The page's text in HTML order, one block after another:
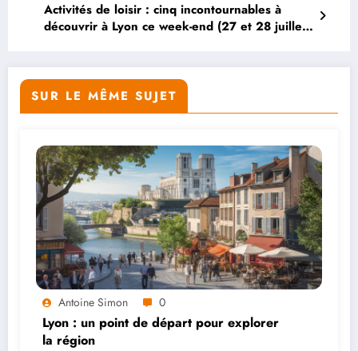
Activités de loisir : cinq incontournables à
découvrir à Lyon ce week-end (27 et 28 juillet
SUR LE MÊME SUJET
Antoine Simon 0
Lyon : un point de départ pour explorer
la région